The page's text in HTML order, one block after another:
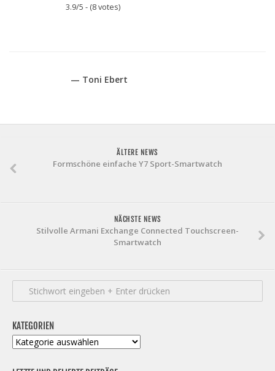
3.9/5 - (8 votes)
— Toni Ebert
ÄLTERE NEWS
Formschöne einfache Y7 Sport-Smartwatch
NÄCHSTE NEWS
Stilvolle Armani Exchange Connected Touchscreen-
Smartwatch
KATEGORIEN
Kategorien